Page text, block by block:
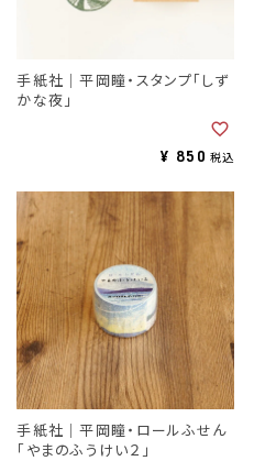
手紙社｜平岡瞳・スタンプ「しず
かな夜」
¥ 850 税込
手紙社｜平岡瞳・ロールふせん
「やまのふうけい２」